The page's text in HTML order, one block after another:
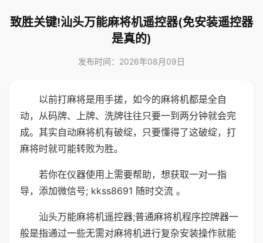
致胜关键!汕头万能麻将机遥控器(免安装遥控器
是真的)
发布时间：2026年08月09日
以前打麻将是用手搓，如今的麻将机都是全自
动，从码牌、上牌、洗牌往往只要一到两分钟就会完
成。其实自动麻将机有破绽，只要懂得了这破绽，打
麻将时就可能转败为胜。
若你在仪器使用上需要帮助，想获取一对一指
导，添加微信号; kkss8691 随时交流 。
汕头万能麻将机遥控器;普通麻将机程序控牌器一
般是指通过一些无需对麻将机进行复杂安装操作就能